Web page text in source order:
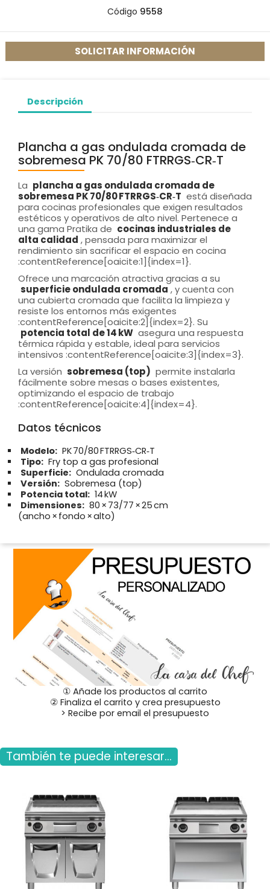
Código 9558
SOLICITAR INFORMACIÓN
Descripción
Plancha a gas ondulada cromada de
sobremesa PK 70/80 FTRRGS‑CR‑T
La plancha a gas ondulada cromada de
sobremesa PK 70/80 FTRRGS‑CR‑T está diseñada
para cocinas profesionales que exigen resultados
estéticos y operativos de alto nivel. Pertenece a
una gama Pratika de cocinas industriales de
alta calidad , pensada para maximizar el
rendimiento sin sacrificar el espacio en cocina
:contentReference[oaicite:1]{index=1}.
Ofrece una marcación atractiva gracias a su
superficie ondulada cromada , y cuenta con
una cubierta cromada que facilita la limpieza y
resiste los entornos más exigentes
:contentReference[oaicite:2]{index=2}. Su
potencia total de 14 kW asegura una respuesta
térmica rápida y estable, ideal para servicios
intensivos :contentReference[oaicite:3]{index=3}.
La versión sobremesa (top) permite instalarla
fácilmente sobre mesas o bases existentes,
optimizando el espacio de trabajo
:contentReference[oaicite:4]{index=4}.
Datos técnicos
Modelo: PK 70/80 FTRRGS‑CR‑T
Tipo: Fry top a gas profesional
Superficie: Ondulada cromada
Versión: Sobremesa (top)
Potencia total: 14 kW
Dimensiones: 80 × 73/77 × 25 cm
(ancho × fondo × alto)
① Añade los productos al carrito
② Finaliza el carrito y crea presupuesto
> Recibe por email el presupuesto
También te puede interesar...